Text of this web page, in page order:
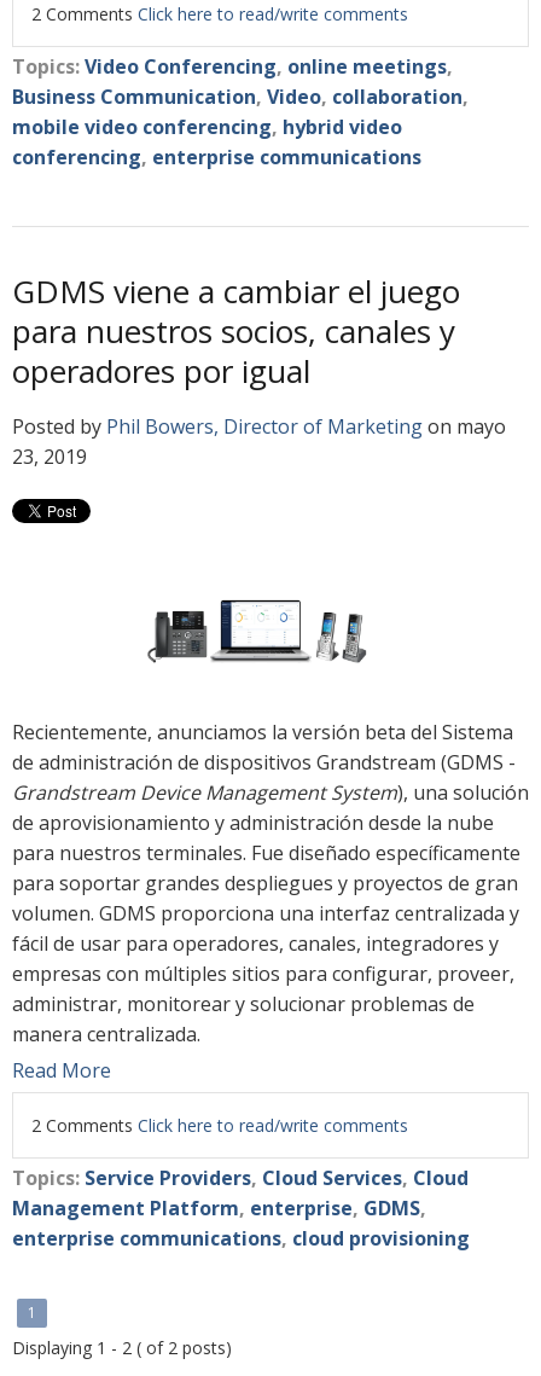
2 Comments Click here to read/write comments
Topics:Video Conferencing, online meetings,
Business Communication, Video, collaboration,
mobile video conferencing, hybrid video
conferencing, enterprise communications
GDMS viene a cambiar el juego
para nuestros socios, canales y
operadores por igual
Posted by Phil Bowers, Director of Marketingon mayo
23, 2019
Recientemente, anunciamos la versión beta del Sistema
de administración de dispositivos Grandstream (GDMS -
Grandstream Device Management System), una solución
de aprovisionamiento y administración desde la nube
para nuestros terminales. Fue diseñado específicamente
para soportar grandes despliegues y proyectos de gran
volumen. GDMS proporciona una interfaz centralizada y
fácil de usar para operadores, canales, integradores y
empresas con múltiples sitios para configurar, proveer,
administrar, monitorear y solucionar problemas de
manera centralizada.
Read More
2 Comments Click here to read/write comments
Topics: Service Providers, Cloud Services, Cloud
Management Platform, enterprise, GDMS,
enterprise communications, cloud provisioning
1
Displaying 1 - 2 ( of 2 posts)